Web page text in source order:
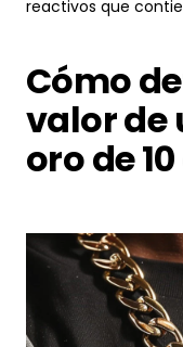
Cómo
valor de
oro de